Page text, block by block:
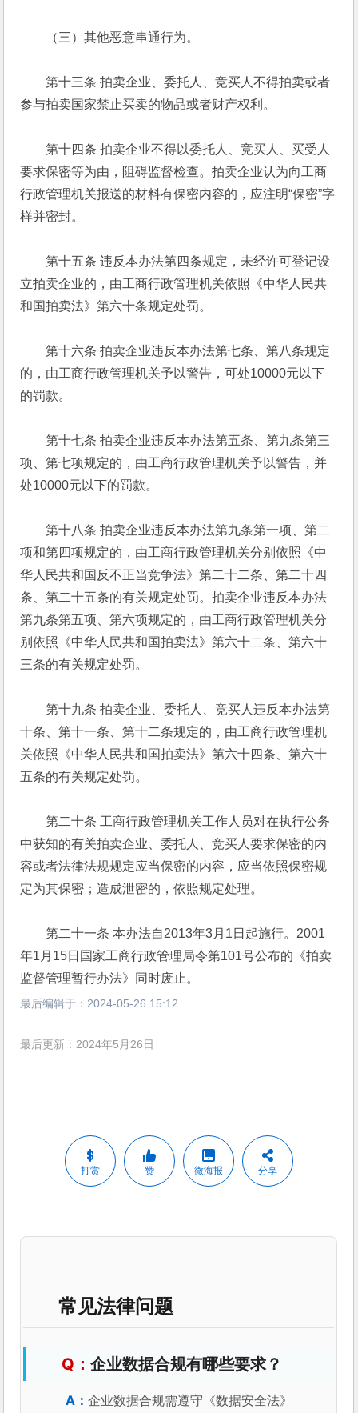
（三）其他恶意串通行为。
第十三条 拍卖企业、委托人、竞买人不得拍卖或者
参与拍卖国家禁止买卖的物品或者财产权利。
第十四条 拍卖企业不得以委托人、竞买人、买受人
要求保密等为由，阻碍监督检查。拍卖企业认为向工商
行政管理机关报送的材料有保密内容的，应注明“保密”字
样并密封。
第十五条 违反本办法第四条规定，未经许可登记设
立拍卖企业的，由工商行政管理机关依照《中华人民共
和国拍卖法》第六十条规定处罚。
第十六条 拍卖企业违反本办法第七条、第八条规定
的，由工商行政管理机关予以警告，可处10000元以下
的罚款。
第十七条 拍卖企业违反本办法第五条、第九条第三
项、第七项规定的，由工商行政管理机关予以警告，并
处10000元以下的罚款。
第十八条 拍卖企业违反本办法第九条第一项、第二
项和第四项规定的，由工商行政管理机关分别依照《中
华人民共和国反不正当竞争法》第二十二条、第二十四
条、第二十五条的有关规定处罚。拍卖企业违反本办法
第九条第五项、第六项规定的，由工商行政管理机关分
别依照《中华人民共和国拍卖法》第六十二条、第六十
三条的有关规定处罚。
第十九条 拍卖企业、委托人、竞买人违反本办法第
十条、第十一条、第十二条规定的，由工商行政管理机
关依照《中华人民共和国拍卖法》第六十四条、第六十
五条的有关规定处罚。
第二十条 工商行政管理机关工作人员对在执行公务
中获知的有关拍卖企业、委托人、竞买人要求保密的内
容或者法律法规规定应当保密的内容，应当依照保密规
定为其保密；造成泄密的，依照规定处理。
第二十一条 本办法自2013年3月1日起施行。2001
年1月15日国家工商行政管理局令第101号公布的《拍卖
监督管理暂行办法》同时废止。
最后编辑于： 2024-05-26 15:12
最后更新：2024年5月26日
打赏 赞 微海报 分享
常见法律问题
企业数据合规有哪些要求？
企业数据合规需遵守《数据安全法》